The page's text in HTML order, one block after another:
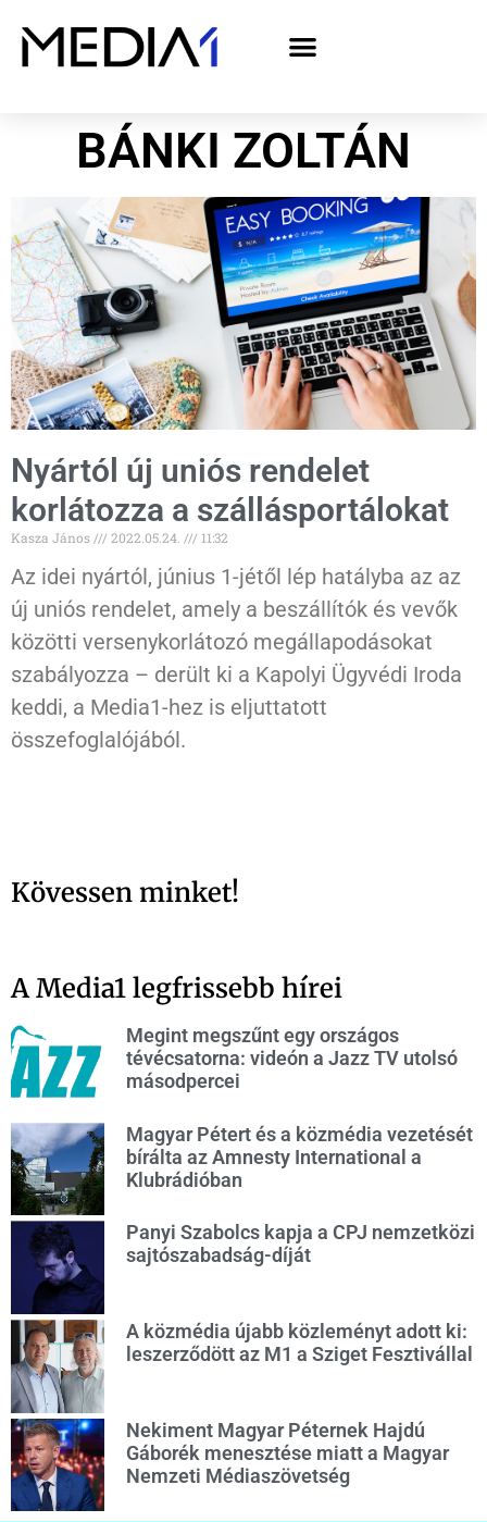
BÁNKI ZOLTÁN
Nyártól új uniós rendelet
korlátozza a szállásportálokat
Kasza János 2022.05.24. 11:32
Az idei nyártól, június 1-jétől lép hatályba az az
új uniós rendelet, amely a beszállítók és vevők
közötti versenykorlátozó megállapodásokat
szabályozza – derült ki a Kapolyi Ügyvédi Iroda
keddi, a Media1-hez is eljuttatott
összefoglalójából.
Kövessen minket!
A Media1 legfrissebb hírei
Megint megszűnt egy országos
tévécsatorna: videón a Jazz TV utolsó
másodpercei
Magyar Pétert és a közmédia vezetését
bírálta az Amnesty International a
Klubrádióban
Panyi Szabolcs kapja a CPJ nemzetközi
sajtószabadság-díját
A közmédia újabb közleményt adott ki:
leszerződött az M1 a Sziget Fesztivállal
Nekiment Magyar Péternek Hajdú
Gáborék menesztése miatt a Magyar
Nemzeti Médiaszövetség